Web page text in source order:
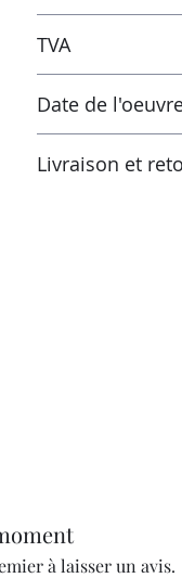
Montluçon
Laboratoire
Prêt à expédier
TVA
de la réception de
européenne, les
pays actuel
Date de
Livraison et
à laisser un avis.